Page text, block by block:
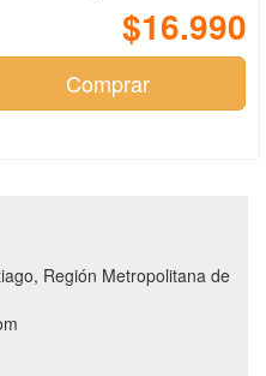
$16.990
Comprar
Región Metropolitana de